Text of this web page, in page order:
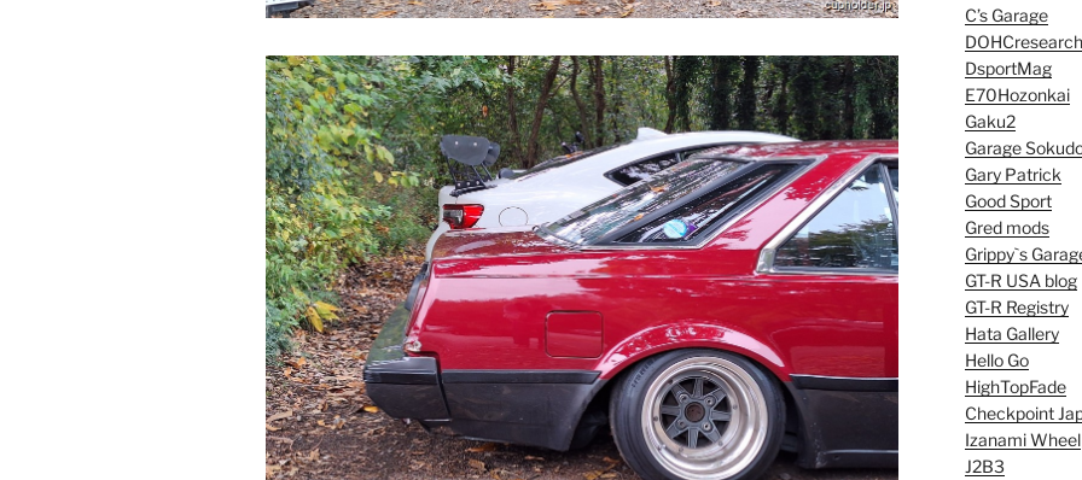
C’s Garage
DOHCresearch
DsportMag
E70Hozonkai
Gaku2
Garage
Gary Patrick
Good Sport
Gred mods
Grippy`s
GT-R USA blog
GT-R Registry
Hata Gallery
Hello Go
HighTopFade
Checkpoint
Izanami Wheel
J2B3